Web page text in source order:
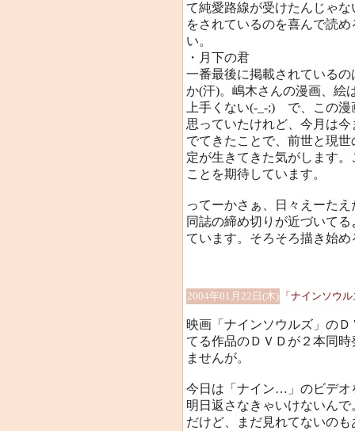
て純愛路線が受けたんじゃ
をされているのを喜んで読
い。
・月下の君
一番最後に掲載されている
か(汗)。嶋木さんの漫画、絵
上手くない(-_-;) で、この
思っていたけれど、今月は
でてきたことで、前世と現
定が生きてきた気がします
ことを期待しています。
ってーかさぁ、日々えーた
同誌の締め切りが近づいて
ています。そろそろ描き始
2004年01月22日(木) 「ナインソウ
映画「ナインソウルズ」の
てる作品のＤＶＤが２本同
ませんが。
今日は「ナイン…」のビデオ
明日返さなきゃいけないん
だけど、まだ見れてないの